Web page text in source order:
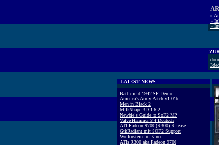
»
»
»
LATEST NEWS
Battlefield 1942 SP Demo
America's Army Patch v1.01b
Men in Black 2
MilkShape 3D 1.6.2
Newbie´s Guide to SoF2 MP
Valve Hammer 3.4 Deutsch
ATI Radeon 9700 (R300) Release
GtkRadiant mit SOF2 Support
Wolfenstein im Kino
ATIs R300 aka Radeon 9700